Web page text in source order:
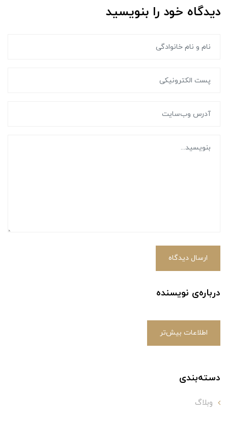
دیدگاه خود را بنویسید
ارسال دیدگاه
درباره‌ی نویسنده
اطلاعات بیش‌تر
دسته‌بندی
وبلاگ